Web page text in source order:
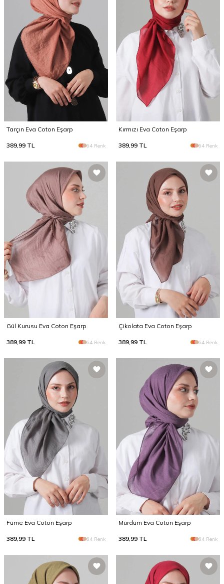
Tarçın Eva Coton Eşarp
389,99 TL 64 Renk
Kırmızı Eva Coton Eşarp
389,99 TL 64 Renk
Gül Kurusu Eva Coton Eşarp
389,99 TL 64 Renk
Çikolata Eva Coton Eşarp
389,99 TL 64 Renk
Füme Eva Coton Eşarp
389,99 TL 64 Renk
Mürdüm Eva Coton Eşarp
389,99 TL 64 Renk